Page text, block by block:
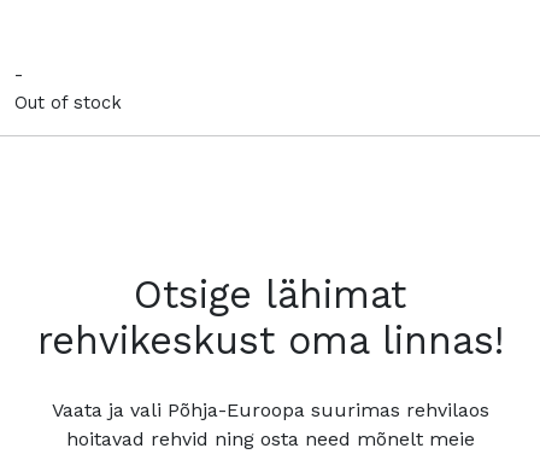
-
Out of stock
Otsige lähimat
rehvikeskust oma linnas!
Vaata ja vali Põhja-Euroopa suurimas rehvilaos
hoitavad rehvid ning osta need mõnelt meie